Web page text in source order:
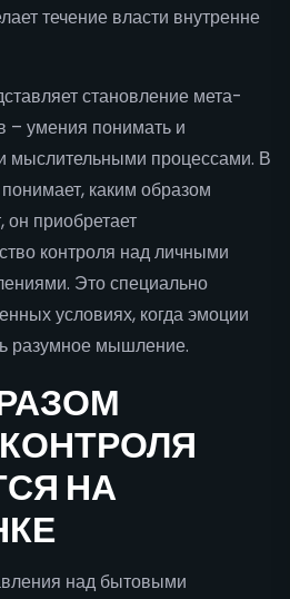
течение власти внутренне
становление мета-
– умения понимать и
мыслительными процессами. В
каким образом
он приобретает
контроля над личными
Это специально
условиях, когда эмоции
разумное мышление.
НА
над бытовыми